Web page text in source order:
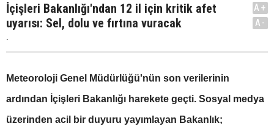
İçişleri Bakanlığı'ndan 12 il için kritik afet
uyarısı: Sel, dolu ve fırtına vuracak
.
A+
A-
Meteoroloji Genel Müdürlüğü'nün son verilerinin
ardından İçişleri Bakanlığı harekete geçti. Sosyal medya
üzerinden acil bir duyuru yayımlayan Bakanlık;